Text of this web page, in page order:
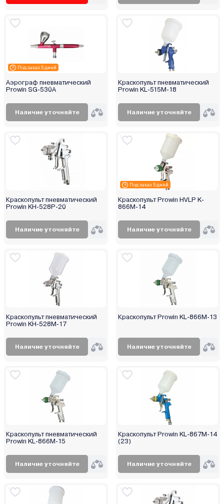
Под заказ 5 дней
Аэрограф пневматический
Prowin SG-530A
Наличие уточняйте
Краскопульт пневматический
Prowin KL-515M-18
Наличие уточняйте
Краскопульт пневматический
Prowin KH-528P-20
Наличие уточняйте
Под заказ 5 дней
Краскопульт Prowin HVLP K-
866M-14
Наличие уточняйте
Краскопульт пневматический
Prowin KH-528M-17
Наличие уточняйте
Краскопульт Prowin KL-866M-13
Наличие уточняйте
Краскопульт пневматический
Prowin KL-866M-15
Наличие уточняйте
Краскопульт Prowin KL-867M-14
(23)
Наличие уточняйте